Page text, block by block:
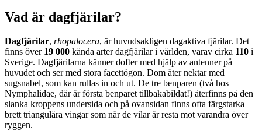
Vad är dagfjärilar?
Dagfjärilar, rhopalocera, är huvudsakligen dagaktiva fjärilar. Det
finns över 19 000 kända arter dagfjärilar i världen, varav cirka 110 i
Sverige. Dagfjärilarna känner dofter med hjälp av antenner på
huvudet och ser med stora facettögon. Dom äter nektar med
sugsnabel, som kan rullas in och ut. De tre benparen (två hos
Nymphalidae, där är första benparet tillbakabildat!) återfinns på den
slanka kroppens undersida och på ovansidan finns ofta färgstarka
brett triangulära vingar som när de vilar är resta mot varandra över
ryggen.